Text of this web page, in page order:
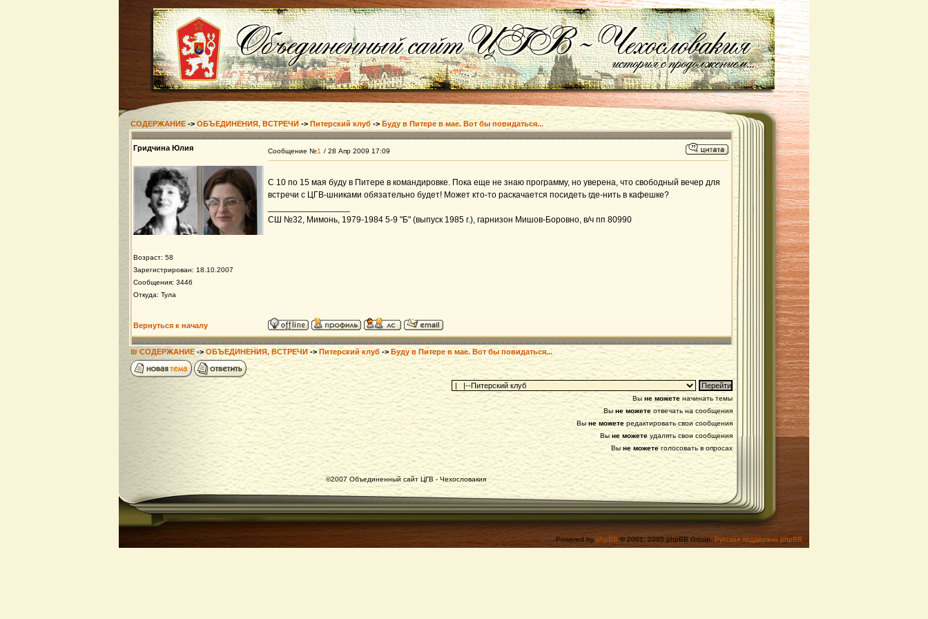
СОДЕРЖАНИЕ ->ОБЪЕДИНЕНИЯ, ВСТРЕЧИ->Питерский клуб->Буду в Питере в мае. Вот бы повидаться...
Гридчина Юлия
Возраст: 58
Зарегистрирован: 18.10.2007
Сообщения: 3446
Откуда: Тула
Сообщение №1 / 28 Апр 2009 17:09
С 10 по 15 мая буду в Питере в командировке. Пока еще не знаю программу, но уверена, что свободный вечер для
встречи с ЦГВ-шниками обязательно будет! Может кто-то раскачается посидеть где-нить в кафешке?
СШ №32, Мимонь, 1979-1984 5-9 "Б" (выпуск 1985 г.), гарнизон Мишов-Боровно, в/ч пп 80990
Вернуться к началу
₪ СОДЕРЖАНИЕ -> ОБЪЕДИНЕНИЯ, ВСТРЕЧИ -> Питерский клуб -> Буду в Питере в мае. Вот бы повидаться...
Вы не можете начинать темы
Выне можете отвечать на сообщения
Выне можетередактировать свои сообщения
Вы не можетеудалять свои сообщения
Выне можетеголосовать в опросах
©2007 Объединенный сайт ЦГВ - Чехословакия
Powered by phpBB © 2001, 2005 phpBB Group, Русская поддержка phpBB